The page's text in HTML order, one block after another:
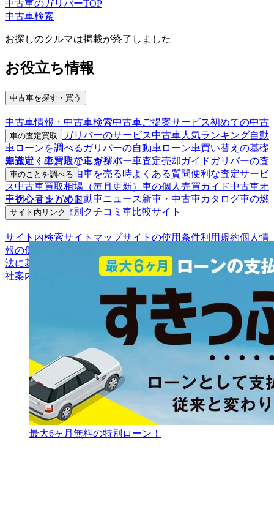
中古車のガリバーTOP
中古車検索
お探しのクルマは掲載が終了しました
お役立ち情報
中古車を探す・買う
中古車情報・中古車検索中古車ご提案サービス初めての中古
車購入ガイド
ガリバーのサービス中古車人気ランキング自動
車ローンを調べる ガリバーの自動車ローン車買い替えの基礎
知識近くのお店で車を探す
車の査定買取
車査定・車買取ならガリバー車査定売却ガイド ガリバーの査
定が選ばれる理由車を売る時よくある質問便利な査定サービ
ス中古車買取相場（毎月更新） 車の個人売買ガイド中古車オ
ークションガイド
車のことを調べる
車初心者まとめ自動車ニュース新車・中古車カタログ車の燃
費を調べる車種別クチコミ 車比較サイト
サイト内リンク
サイト内検索サイトマップサイトの使用条件利用規約個人情
報の保護について
法に基づく表示
アフィリエイトパートナー募集お客様の声会
社案内
最大6ヶ月無料の特別ローン！